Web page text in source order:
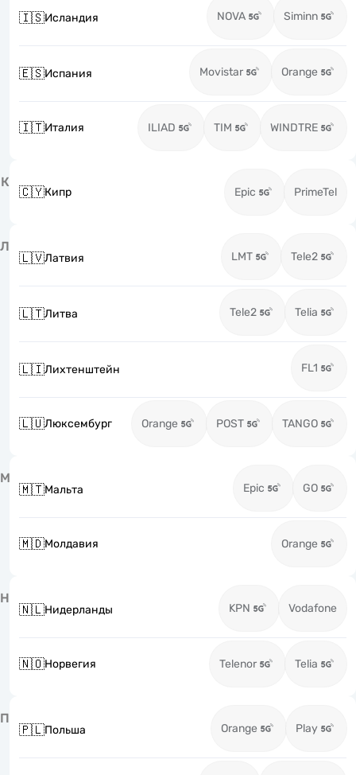
🇮🇸Исландия NOVA Siminn
🇪🇸Испания Movistar Orange
🇮🇹Италия ILIAD TIM WINDTRE
К
🇨🇾Кипр Epic PrimeTel
Л
🇱🇻Латвия LMT Tele2
🇱🇹Литва Tele2 Telia
🇱🇮Лихтенштейн FL1
🇱🇺Люксембург Orange POST TANGO
М
🇲🇹Мальта Epic GO
🇲🇩Молдавия Orange
Н
🇳🇱Нидерланды KPN Vodafone
🇳🇴Норвегия Telenor Telia
П
🇵🇱Польша Orange Play